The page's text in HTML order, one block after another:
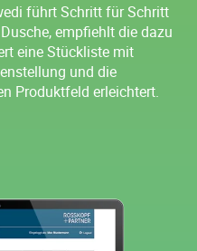
führt Schritt für Schritt
empfiehlt die dazu
eine Stückliste mit
und die
Produktfeld erleichtert.